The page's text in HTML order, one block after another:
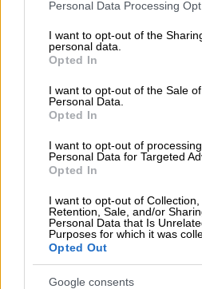
not limited to your visit or usage
grant or deny consent to Google
use your data for below specified
consent section.
Personal Data Processing
I want to opt-out of the
personal data.
Opted In
I want to opt-out of the Sale
Personal Data.
Opted In
I want to opt-out of
Personal Data for Targeted
Opted In
I want to opt-out of Collection,
Retention, Sale, and/or
Personal Data that Is
Purposes for which it was
Opted Out
Google consents
Στα... βήματα των
Η Αστυνομία γνωρίζει
η δολοφονία έφυγαν από
τέσσερα άτομα με τρία
στην Αράχωβα και λίγο
κατευθύνθηκαν στην
οποία είχε νοικιάσει ο